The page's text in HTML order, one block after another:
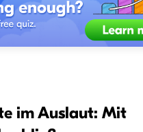
im Auslaut: Mit